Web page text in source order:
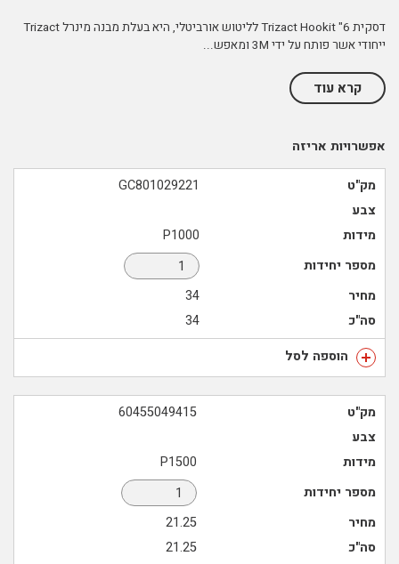
דסקית 6" Trizact Hookit לליטוש אורביטלי, היא בעלת מבנה מינרל Trizact
ייחודי אשר פותח על ידי 3M ומאפש
...
קרא עוד
אפשרויות אריזה
מק"ט
GC801029221
צבע
מידות
P1000
מספר יחידות
מחיר
34
סה"כ
34
הוספה לסל
מק"ט
60455049415
צבע
מידות
P1500
מספר יחידות
מחיר
21.25
סה"כ
21.25